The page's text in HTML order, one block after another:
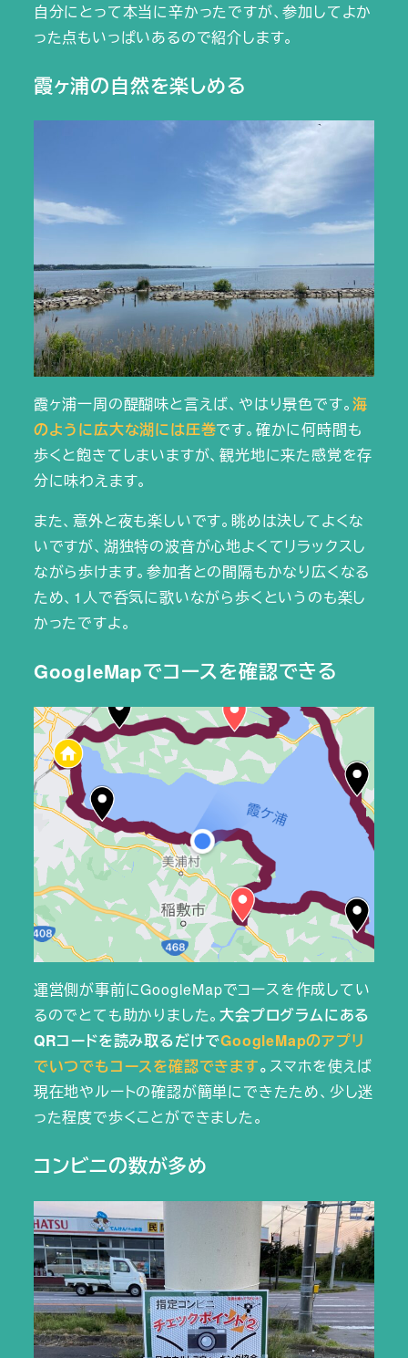
自分にとって本当に辛かったですが、参加してよか
った点もいっぱいあるので紹介します。
霞ヶ浦の自然を楽しめる
霞ヶ浦一周の醍醐味と言えば、やはり景色です。海
のように広大な湖には圧巻です。確かに何時間も
歩くと飽きてしまいますが、観光地に来た感覚を存
分に味わえます。
また、意外と夜も楽しいです。眺めは決してよくな
いですが、湖独特の波音が心地よくてリラックスし
ながら歩けます。参加者との間隔もかなり広くなる
ため、1人で呑気に歌いながら歩くというのも楽し
かったですよ。
GoogleMapでコースを確認できる
運営側が事前にGoogleMapでコースを作成してい
るのでとても助かりました。大会プログラムにある
QRコードを読み取るだけでGoogleMapのアプリ
でいつでもコースを確認できます。 スマホを使えば
現在地やルートの確認が簡単にできたため、少し迷
った程度で歩くことができました。
コンビニの数が多め